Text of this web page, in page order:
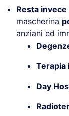
Resta invece
mascherina
anziani ed
Terapia
Day